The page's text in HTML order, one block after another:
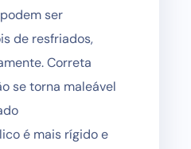
ser
de resfriados,
Correta
se torna maleável
é mais rígido e